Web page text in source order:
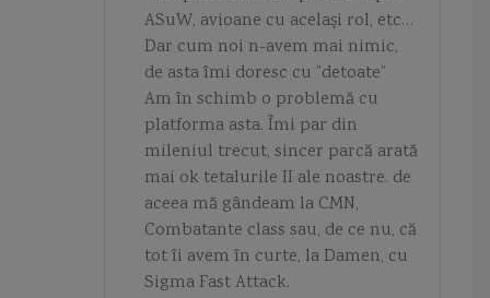
ASuW, avioane cu același rol, etc…
Dar cum noi n-avem mai nimic,
de asta îmi doresc cu ”detoate”
Am în schimb o problemă cu
platforma asta. Îmi par din
mileniul trecut, sincer parcă arată
mai ok tetalurile II ale noastre. de
aceea mă gândeam la CMN,
Combatante class sau, de ce nu, că
tot îi avem în curte, la Damen, cu
Sigma Fast Attack.